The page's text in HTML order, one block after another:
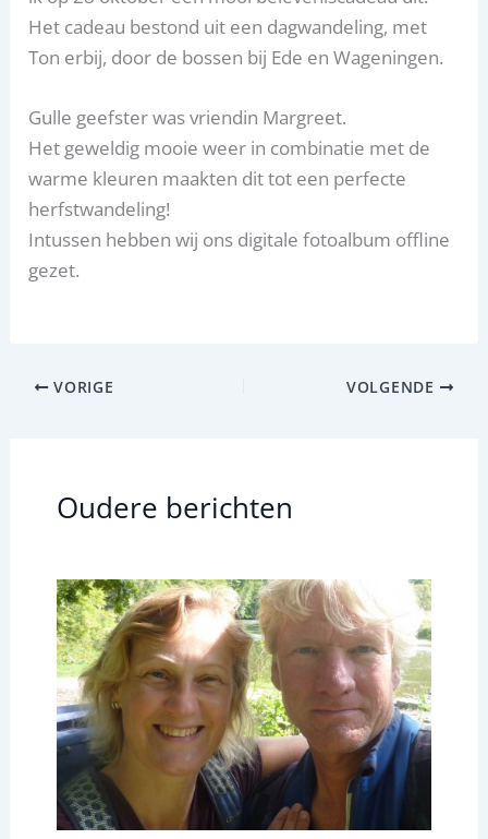
Het cadeau bestond uit een dagwandeling, met
Ton erbij, door de bossen bij Ede en Wageningen.
Gulle geefster was vriendin Margreet.
Het geweldig mooie weer in combinatie met de
warme kleuren maakten dit tot een perfecte
herfstwandeling!
Intussen hebben wij ons digitale fotoalbum offline
gezet.
VORIGE VOLGENDE
Oudere berichten